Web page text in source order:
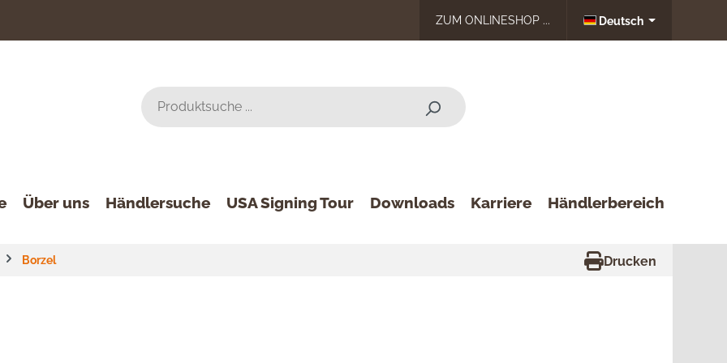
ZUM ONLINESHOP ... Deutsch
Über uns Händlersuche USA Signing Tour Downloads Karriere Händlerbereich
Borzel Drucken